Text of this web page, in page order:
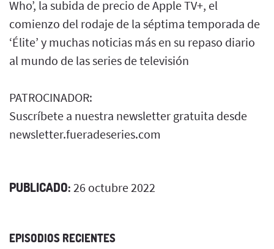
Who’, la subida de precio de Apple TV+, el
comienzo del rodaje de la séptima temporada de
‘Élite’ y muchas noticias más en su repaso diario
al mundo de las series de televisión
PATROCINADOR:
Suscríbete a nuestra newsletter gratuita desde
newsletter.fueradeseries.com
PUBLICADO: 26 octubre 2022
EPISODIOS RECIENTES